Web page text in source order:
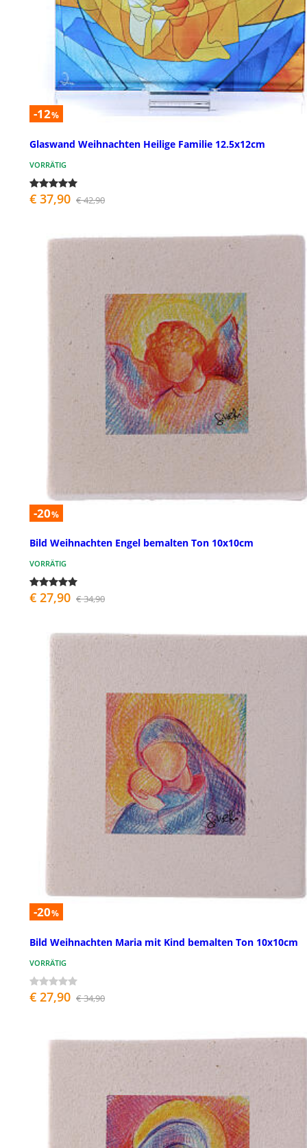
-12%
Glaswand Weihnachten Heilige Familie 12.5x12cm
VORRÄTIG
€ 37,90 € 42,90
-20%
Bild Weihnachten Engel bemalten Ton 10x10cm
VORRÄTIG
€ 27,90 € 34,90
-20%
Bild Weihnachten Maria mit Kind bemalten Ton 10x10cm
VORRÄTIG
€ 27,90 € 34,90